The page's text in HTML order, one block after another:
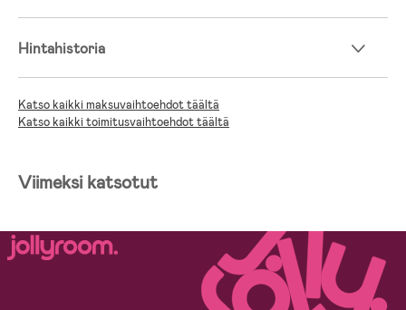
Hintahistoria
Katso kaikki maksuvaihtoehdot täältä
Katso kaikki toimitusvaihtoehdot täältä
Viimeksi katsotut